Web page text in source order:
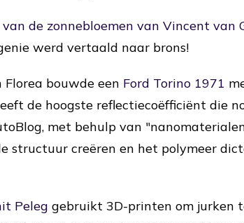
de zonnebloemen van Vincent van
werd vertaald naar brons!
Florea bouwde een Ford Torino 1971
de hoogste reflectiecoëfficiënt die
met behulp van
structuur creëren en het polymeer
Peleg gebruikt 3D-printen om jurken